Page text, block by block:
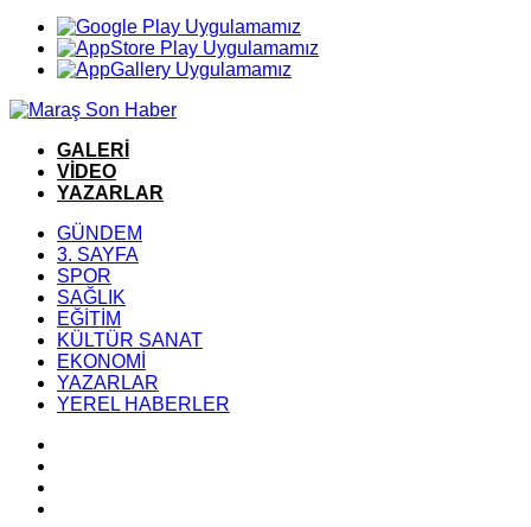
GALERİ
VİDEO
YAZARLAR
GÜNDEM
3. SAYFA
SPOR
SAĞLIK
EĞİTİM
KÜLTÜR SANAT
EKONOMİ
YAZARLAR
YEREL HABERLER